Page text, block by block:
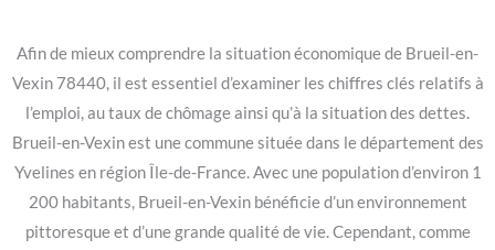
Afin de mieux comprendre la situation économique de Brueil-en-
Vexin 78440, il est essentiel d’examiner les chiffres clés relatifs à
l’emploi, au taux de chômage ainsi qu’à la situation des dettes.
Brueil-en-Vexin est une commune située dans le département des
Yvelines en région Île-de-France. Avec une population d’environ 1
200 habitants, Brueil-en-Vexin bénéficie d’un environnement
pittoresque et d’une grande qualité de vie. Cependant, comme